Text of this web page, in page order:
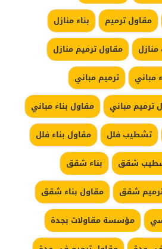
مقاول ترميم
بناء منازل
مقاول ترميم منازل
مباني
ترميم مباني
ترميم مباني
مقاول بناء مباني
تشطيب فلل
مقاول بناء فلل
شقق
بناء شقق
شقق
مقاول بناء شقق
مؤسسة مقاولات بجدة